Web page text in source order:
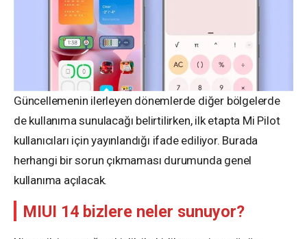
Güncellemenin ilerleyen dönemlerde diğer bölgelerde
de kullanıma sunulacağı belirtilirken, ilk etapta Mi Pilot
kullanıcıları için yayınlandığı ifade ediliyor. Burada
herhangi bir sorun çıkmaması durumunda genel
kullanıma açılacak.
MIUI 14 bizlere neler sunuyor?